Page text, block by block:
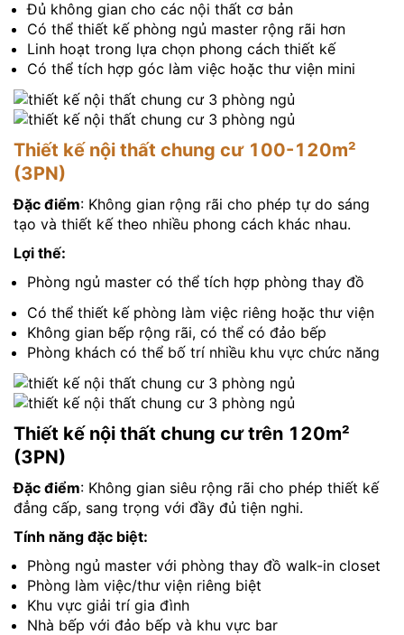
Đủ không gian cho các nội thất cơ bản
Có thể thiết kế phòng ngủ master rộng rãi hơn
Linh hoạt trong lựa chọn phong cách thiết kế
Có thể tích hợp góc làm việc hoặc thư viện mini
Thiết kế nội thất chung cư 100-120m²
(3PN)
Đặc điểm: Không gian rộng rãi cho phép tự do sáng
tạo và thiết kế theo nhiều phong cách khác nhau.
Lợi thế:
Phòng ngủ master có thể tích hợp phòng thay đồ
Có thể thiết kế phòng làm việc riêng hoặc thư viện
Không gian bếp rộng rãi, có thể có đảo bếp
Phòng khách có thể bố trí nhiều khu vực chức năng
Thiết kế nội thất chung cư trên 120m²
(3PN)
Đặc điểm: Không gian siêu rộng rãi cho phép thiết kế
đẳng cấp, sang trọng với đầy đủ tiện nghi.
Tính năng đặc biệt:
Phòng ngủ master với phòng thay đồ walk-in closet
Phòng làm việc/thư viện riêng biệt
Khu vực giải trí gia đình
Nhà bếp với đảo bếp và khu vực bar